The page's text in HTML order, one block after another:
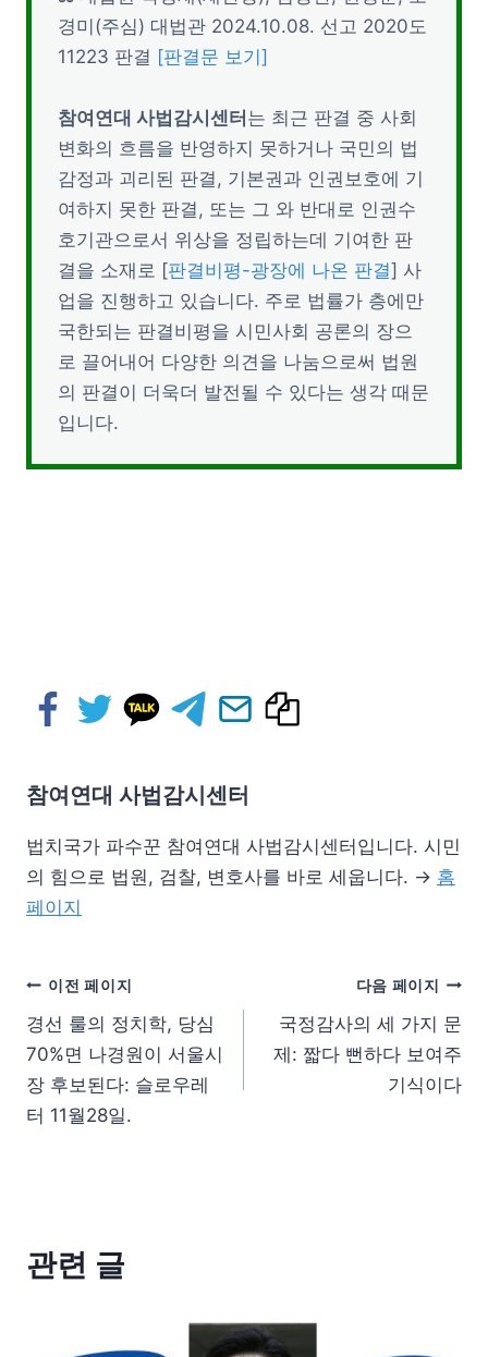
경미(주심) 대법관 2024.10.08. 선고 2020도
11223 판결 [판결문 보기]
참여연대 사법감시센터는 최근 판결 중 사회
변화의 흐름을 반영하지 못하거나 국민의 법
감정과 괴리된 판결, 기본권과 인권보호에 기
여하지 못한 판결, 또는 그 와 반대로 인권수
호기관으로서 위상을 정립하는데 기여한 판
결을 소재로 [판결비평-광장에 나온 판결] 사
업을 진행하고 있습니다. 주로 법률가 층에만
국한되는 판결비평을 시민사회 공론의 장으
로 끌어내어 다양한 의견을 나눔으로써 법원
의 판결이 더욱더 발전될 수 있다는 생각 때문
입니다.
참여연대 사법감시센터
법치국가 파수꾼 참여연대 사법감시센터입니다. 시민
의 힘으로 법원, 검찰, 변호사를 바로 세웁니다. → 홈
페이지
이전 페이지
경선 룰의 정치학, 당심
70%면 나경원이 서울시
장 후보된다: 슬로우레
터 11월28일.
다음 페이지
국정감사의 세 가지 문
제: 짧다 뻔하다 보여주
기식이다
관련 글